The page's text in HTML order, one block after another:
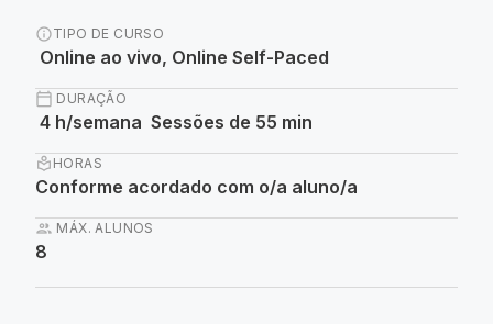
infoTIPO DE CURSO
Online ao vivo, Online Self-Paced
calendar_today DURAÇÃO
4 h/semana Sessões de 55 min
local_library HORAS
Conforme acordado com o/a aluno/a
group MÁX. ALUNOS
8